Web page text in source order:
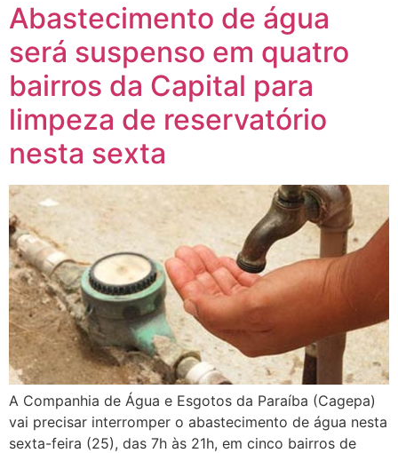
Abastecimento de água
será suspenso em quatro
bairros da Capital para
limpeza de reservatório
nesta sexta
A Companhia de Água e Esgotos da Paraíba (Cagepa)
vai precisar interromper o abastecimento de água nesta
sexta-feira (25), das 7h às 21h, em cinco bairros de